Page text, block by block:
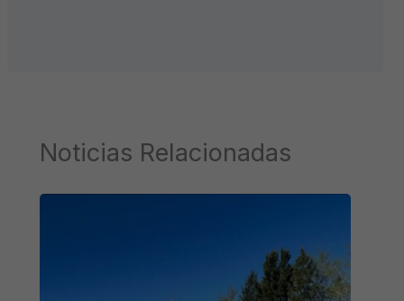
Noticias Relacionadas